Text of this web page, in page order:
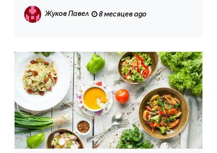
на головні питання
Жуков Павел 8 месяцев ago